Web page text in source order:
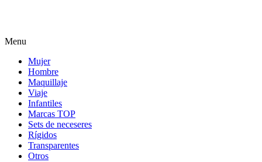
Menu
Mujer
Hombre
Maquillaje
Viaje
Infantiles
Marcas TOP
Sets de neceseres
Rígidos
Transparentes
Otros